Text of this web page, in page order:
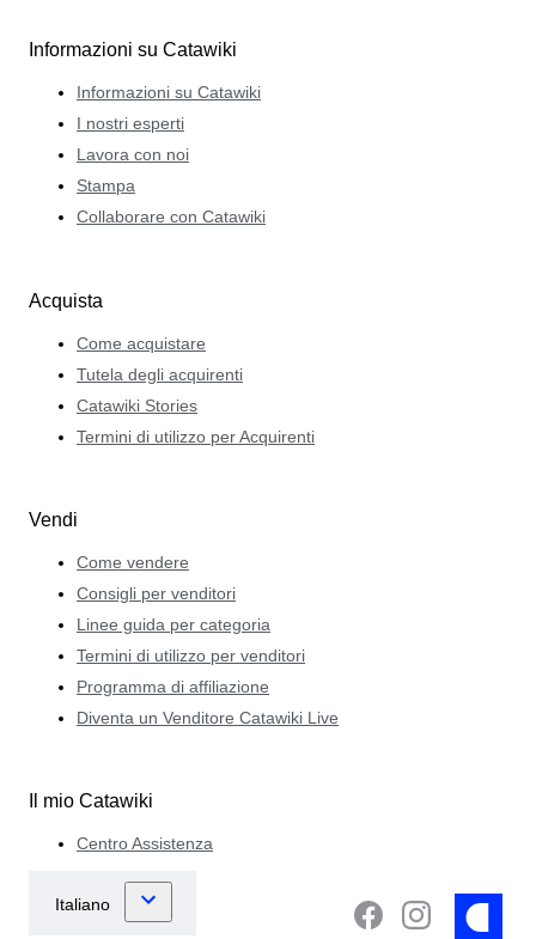
Informazioni su Catawiki
Informazioni su Catawiki
I nostri esperti
Lavora con noi
Stampa
Collaborare con Catawiki
Acquista
Come acquistare
Tutela degli acquirenti
Catawiki Stories
Termini di utilizzo per Acquirenti
Vendi
Come vendere
Consigli per venditori
Linee guida per categoria
Termini di utilizzo per venditori
Programma di affiliazione
Diventa un Venditore Catawiki Live
Il mio Catawiki
Centro Assistenza